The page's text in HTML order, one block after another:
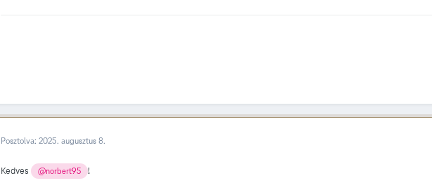
Posztolva: 2025. augusztus 8.
Kedves @norbert95 !